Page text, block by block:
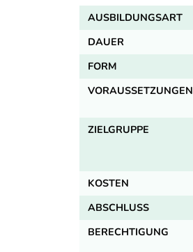
AUSBILDUNGSART
DAUER
FORM
VORAUSSETZUNGEN
ZIELGRUPPE
KOSTEN
ABSCHLUSS
BERECHTIGUNG